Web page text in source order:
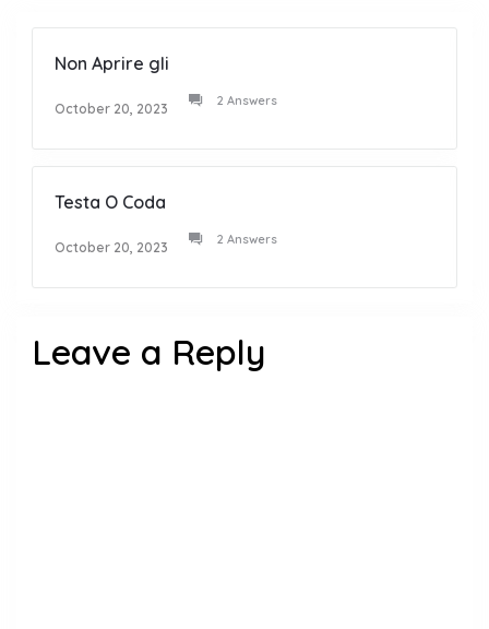
Non Aprire gli
October 20, 2023 2 Answers
Testa O Coda
October 20, 2023 2 Answers
Leave a Reply